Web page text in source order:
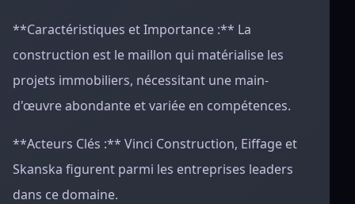
**Caractéristiques et Importance :** La
construction est le maillon qui matérialise les
projets immobiliers, nécessitant une main-
d'œuvre abondante et variée en compétences.
**Acteurs Clés :** Vinci Construction, Eiffage et
Skanska figurent parmi les entreprises leaders
dans ce domaine.